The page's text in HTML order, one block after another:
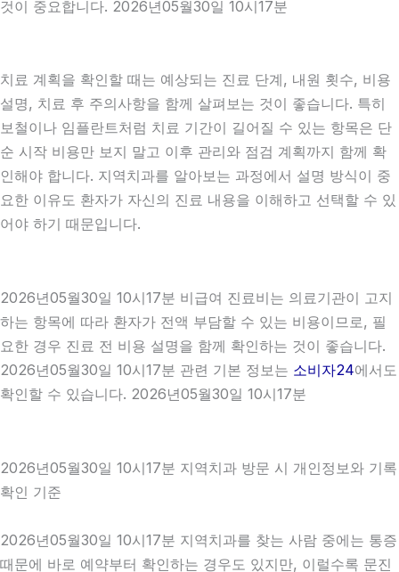
것이 중요합니다. 2026년05월30일 10시17분
치료 계획을 확인할 때는 예상되는 진료 단계, 내원 횟수, 비용
설명, 치료 후 주의사항을 함께 살펴보는 것이 좋습니다. 특히
보철이나 임플란트처럼 치료 기간이 길어질 수 있는 항목은 단
순 시작 비용만 보지 말고 이후 관리와 점검 계획까지 함께 확
인해야 합니다. 지역치과를 알아보는 과정에서 설명 방식이 중
요한 이유도 환자가 자신의 진료 내용을 이해하고 선택할 수 있
어야 하기 때문입니다.
2026년05월30일 10시17분 비급여 진료비는 의료기관이 고지
하는 항목에 따라 환자가 전액 부담할 수 있는 비용이므로, 필
요한 경우 진료 전 비용 설명을 함께 확인하는 것이 좋습니다.
2026년05월30일 10시17분 관련 기본 정보는 소비자24에서도
확인할 수 있습니다. 2026년05월30일 10시17분
2026년05월30일 10시17분 지역치과 방문 시 개인정보와 기록
확인 기준
2026년05월30일 10시17분 지역치과를 찾는 사람 중에는 통증
때문에 바로 예약부터 확인하는 경우도 있지만, 이럴수록 문진